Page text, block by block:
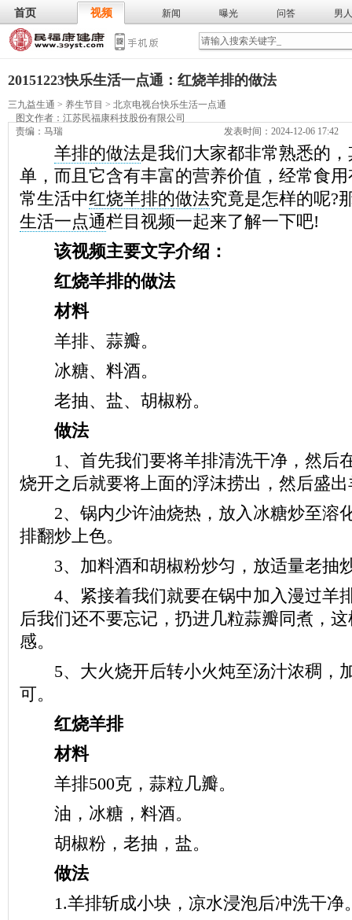
首页 视频 新闻 曝光 问答 男人
武术 气功 膳食 食谱 营养
20151223快乐生活一点通：红烧羊排的做法
三九益生通 > 养生节目 > 北京电视台快乐生活一点通
图文作者： 江苏民福康科技股份有限公司
责编：马瑞
发表时间：2024-12-06 17:42
羊排的做法是我们大家都非常熟悉的
单，而且它含有丰富的营养价值，经常食
常生活中红烧羊排的做法究竟是怎样的呢?
生活一点通栏目视频一起来了解一下吧!
该视频主要文字介绍：
红烧羊排的做法
材料
羊排、蒜瓣。
冰糖、料酒。
老抽、盐、胡椒粉。
做法
1、首先我们要将羊排清洗干净，然后
烧开之后就要将上面的浮沫捞出，然后盛
2、锅内少许油烧热，放入冰糖炒至溶
排翻炒上色。
3、加料酒和胡椒粉炒匀，放适量老抽
4、紧接着我们就要在锅中加入漫过羊
后我们还不要忘记，扔进几粒蒜瓣同煮，
感。
5、大火烧开后转小火炖至汤汁浓稠，
可。
红烧羊排
材料
羊排500克，蒜粒几瓣。
油，冰糖，料酒。
胡椒粉，老抽，盐。
做法
1.羊排斩成小块，凉水浸泡后冲洗干净